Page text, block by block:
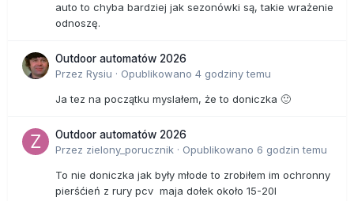
auto to chyba bardziej jak sezonówki są, takie wrażenie
odnoszę.
Outdoor automatów 2026
Przez Rysiu · Opublikowano 4 godziny temu
Ja tez na początku myslałem, że to doniczka 🙂
Outdoor automatów 2026
Przez zielony_porucznik · Opublikowano 6 godzin temu
To nie doniczka jak były młode to zrobiłem im ochronny
pierśćień z rury pcv maja dołek około 15-20l